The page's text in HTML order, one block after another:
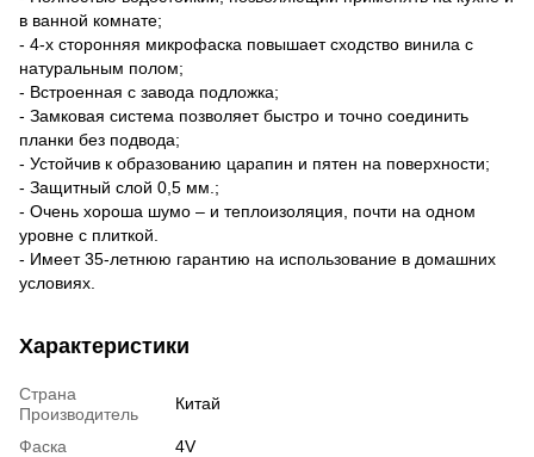
в ванной комнате;
- 4-х сторонняя микрофаска повышает сходство винила с
натуральным полом;
- Встроенная с завода подложка;
- Замковая система позволяет быстро и точно соединить
планки без подвода;
- Устойчив к образованию царапин и пятен на поверхности;
- Защитный слой 0,5 мм.;
- Очень хороша шумо – и теплоизоляция, почти на одном
уровне с плиткой.
- Имеет 35-летнюю гарантию на использование в домашних
условиях.
Характеристики
Страна
Производитель
Китай
Фаска
4V